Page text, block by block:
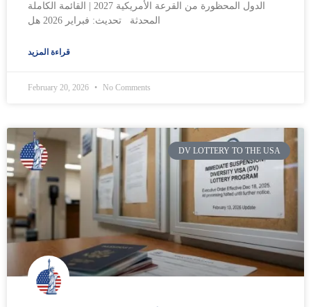
الدول المحظورة من القرعة الأمريكية 2027 | القائمة الكاملة
المحدثة تحديث: فبراير 2026 هل
قراءة المزيد
February 20, 2026 No Comments
DV LOTTERY TO THE USA